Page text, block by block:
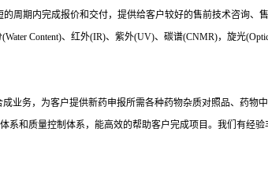
期内完成报价和交付，提供给客户较好的售前技术咨询、
Content)、红外(IR)、紫外(UV)、碳谱(CNMR)，旋光
务，为客户提供新药申报所需各种药物杂质对照品、药物
和质量控制体系，能高效的帮助客户完成项目。我们有经验